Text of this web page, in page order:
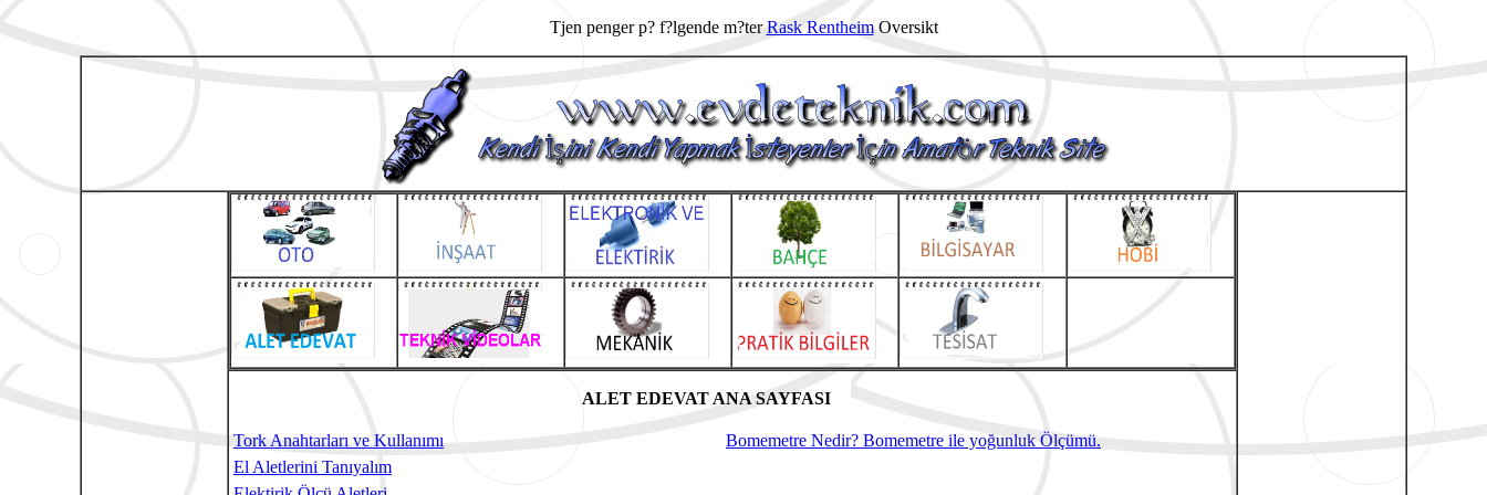
Tjen penger p? f?lgende m?terRask RentheimOversikt
ALET EDEVAT ANA SAYFASI
Tork Anahtarları ve Kullanımı
Bomemetre Nedir? Bomemetre ile yoğunluk Ölçümü.
El Aletlerini Tanıyalım